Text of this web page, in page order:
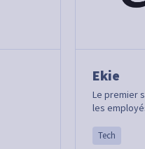
Ekie
Le premier
les
Tech